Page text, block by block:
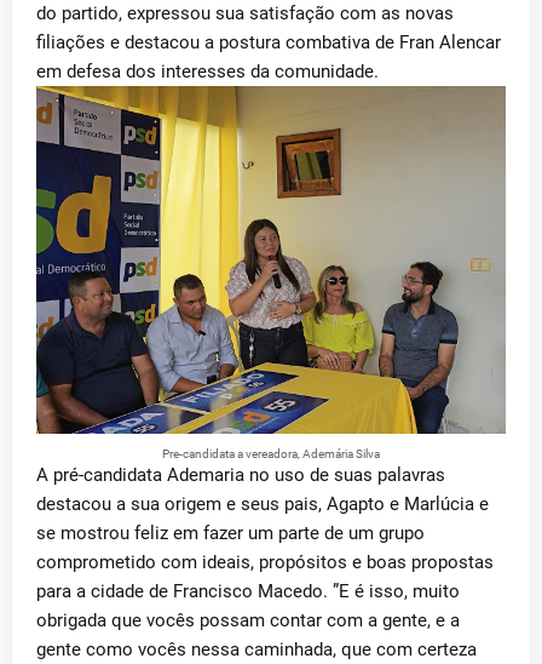
do partido, expressou sua satisfação com as novas
filiações e destacou a postura combativa de Fran Alencar
em defesa dos interesses da comunidade.
Pre-candidata a vereadora, Ademária Silva
A pré-candidata Ademaria no uso de suas palavras
destacou a sua origem e seus pais, Agapto e Marlúcia e
se mostrou feliz em fazer um parte de um grupo
comprometido com ideais, propósitos e boas propostas
para a cidade de Francisco Macedo. ”E é isso, muito
obrigada que vocês possam contar com a gente, e a
gente como vocês nessa caminhada, que com certeza